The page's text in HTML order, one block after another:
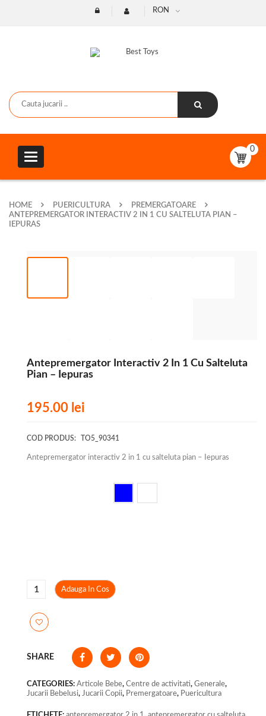
RON
Toggle
navigation
0
HOME PUERICULTURA
PREMERGATOARE
ANTEPREMERGATOR INTERACTIV 2 IN 1 CU SALTELUTA PIAN –
IEPURAS
Antepremergator Interactiv 2 In 1 Cu Salteluta
Pian – Iepuras
195.00 lei
COD PRODUS: TO5_90341
Antepremergator interactiv 2 in 1 cu salteluta pian – Iepuras
Adauga In Cos
SHARE
CATEGORIES: Articole Bebe, Centre de activitati, Generale,
Jucarii Bebelusi, Jucarii Copii, Premergatoare, Puericultura